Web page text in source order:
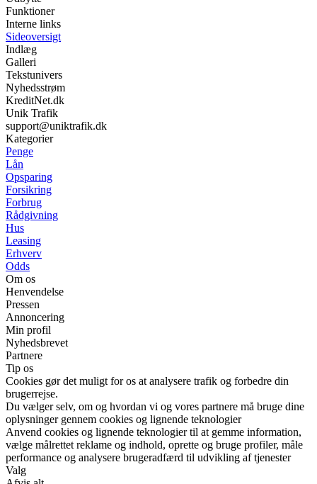
Funktioner
Interne links
Sideoversigt
Indlæg
Galleri
Tekstunivers
Nyhedsstrøm
KreditNet.dk
Unik Trafik
support@uniktrafik.dk
Kategorier
Penge
Lån
Opsparing
Forsikring
Forbrug
Rådgivning
Hus
Leasing
Erhverv
Odds
Om os
Henvendelse
Pressen
Annoncering
Min profil
Nyhedsbrevet
Partnere
Tip os
Cookies gør det muligt for os at analysere trafik og forbedre din
brugerrejse.
Du vælger selv, om og hvordan vi og vores partnere må bruge dine
oplysninger gennem cookies og lignende teknologier
Anvend cookies og lignende teknologier til at gemme information,
vælge målrettet reklame og indhold, oprette og bruge profiler, måle
performance og analysere brugeradfærd til udvikling af tjenester
Valg